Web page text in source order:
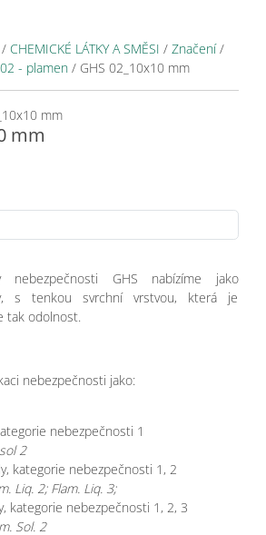
CHEMICKÉ LÁTKY A SMĚSI / Značení/
- plamen/ GHS 02_10x10 mm
mm
nebezpečnosti GHS nabízíme jako
s tenkou svrchní vrstvou, která je
tak odolnost.
nebezpečnosti jako:
nebezpečnosti 1
2
kategorie nebezpečnosti 1, 2
Liq. 2; Flam. Liq. 3;
kategorie nebezpečnosti 1, 2, 3
Sol. 2